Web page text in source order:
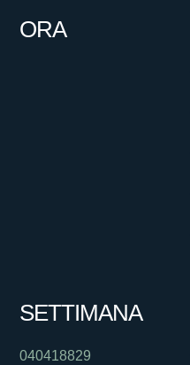
ORA
SETTIMANA
040418829